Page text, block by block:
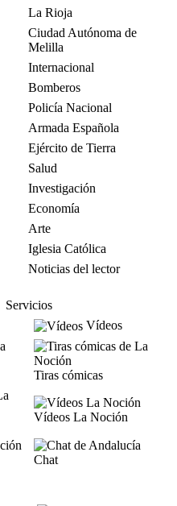
La Rioja
Ciudad Autónoma de
Melilla
Internacional
Bomberos
Policía Nacional
Armada Española
Ejército de Tierra
Salud
Investigación
Economía
Arte
Iglesia Católica
Noticias del lector
Servicios
Vídeos
Tiras cómicas
Vídeos La Noción
Chat